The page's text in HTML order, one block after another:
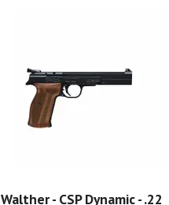
Walther - CSP Dynamic - .22